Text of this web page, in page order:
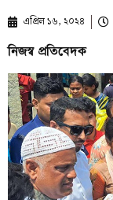
এপ্রিল ১৬, ২০২৪
নিজস্ব প্রতিবেদক